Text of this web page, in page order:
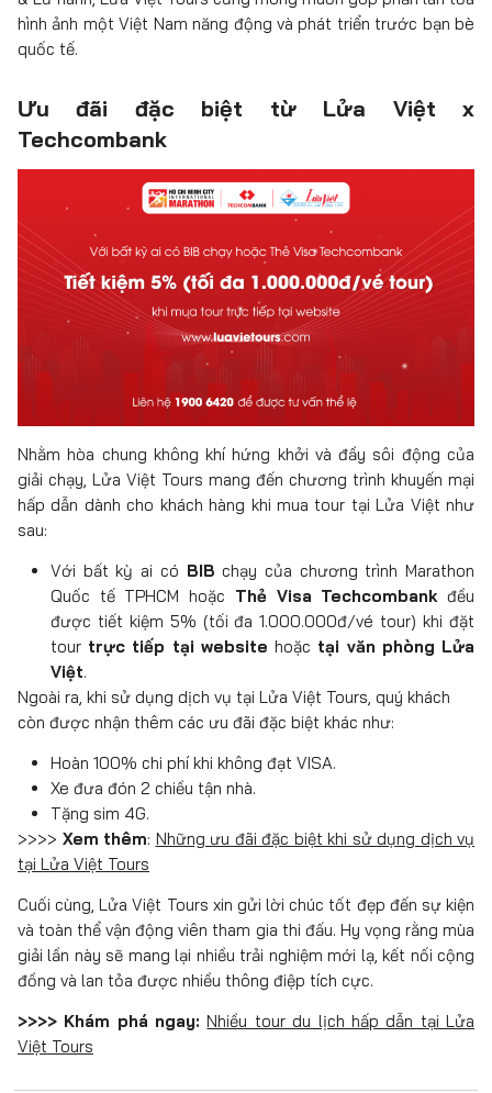
hình ảnh một Việt Nam năng động và phát triển trước bạn bè
quốc tế.
Ưu đãi đặc biệt từ Lửa Việt x
Techcombank
Nhằm hòa chung không khí hứng khởi và đầy sôi động của
giải chạy, Lửa Việt Tours mang đến chương trình khuyến mại
hấp dẫn dành cho khách hàng khi mua tour tại Lửa Việt như
sau:
Với bất kỳ ai có BIB chạy của chương trình Marathon
Quốc tế TPHCM hoặc Thẻ Visa Techcombankđều
được tiết kiệm 5% (tối đa 1.000.000đ/vé tour) khi đặt
tour trực tiếp tại website hoặc tại văn phòng Lửa
Việt.
Ngoài ra, khi sử dụng dịch vụ tại Lửa Việt Tours, quý khách
còn được nhận thêm các ưu đãi đặc biệt khác như:
Hoàn 100% chi phí khi không đạt VISA.
Xe đưa đón 2 chiều tận nhà.
Tặng sim 4G.
>>>> Xem thêm: Những ưu đãi đặc biệt khi sử dụng dịch vụ
tại Lửa Việt Tours
Cuối cùng, Lửa Việt Tours xin gửi lời chúc tốt đẹp đến sự kiện
và toàn thể vận động viên tham gia thi đấu. Hy vọng rằng mùa
giải lần này sẽ mang lại nhiều trải nghiệm mới lạ, kết nối cộng
đồng và lan tỏa được nhiều thông điệp tích cực.
>>>> Khám phá ngay:Nhiều tour du lịch hấp dẫn tại Lửa
Việt Tours